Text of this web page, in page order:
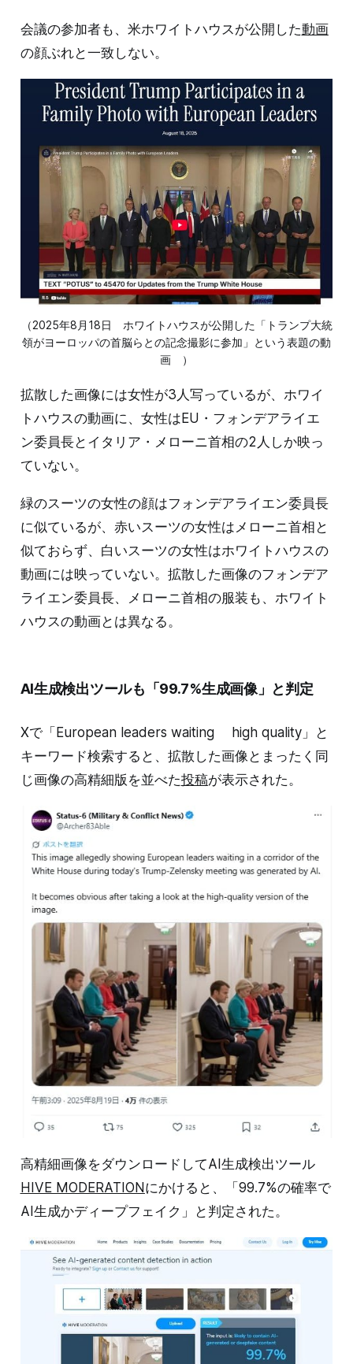
会議の参加者も、米ホワイトハウスが公開した動画
の顔ぶれと一致しない。
（2025年8月18日　ホワイトハウスが公開した「トランプ大統
領がヨーロッパの首脳らとの記念撮影に参加」という表題の動
画　）
拡散した画像には女性が3人写っているが、ホワイ
トハウスの動画に、女性はEU・フォンデアライエ
ン委員長とイタリア・メローニ首相の2人しか映っ
ていない。
緑のスーツの女性の顔はフォンデアライエン委員長
に似ているが、赤いスーツの女性はメローニ首相と
似ておらず、白いスーツの女性はホワイトハウスの
動画には映っていない。拡散した画像のフォンデア
ライエン委員長、メローニ首相の服装も、ホワイト
ハウスの動画とは異なる。
AI生成検出ツールも「99.7%生成画像」と判定
Xで「European leaders waiting high quality」と
キーワード検索すると、拡散した画像とまったく同
じ画像の高精細版を並べた投稿が表示された。
高精細画像をダウンロードしてAI生成検出ツール
HIVE MODERATIONにかけると、「99.7%の確率で
AI生成かディープフェイク」と判定された。